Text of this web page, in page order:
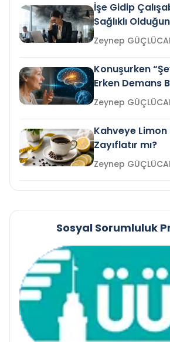
İşe Gidip
Sağlıklı
Gelir mi?Zeynep
Konuşurken
Erken Demans
mi?
Zeynep
Kahveye Limon
Zayıflatır mı?
Zeynep
Sosyal Sorumluluk